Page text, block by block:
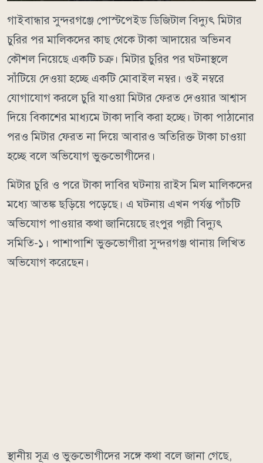
গাইবান্ধার সুন্দরগঞ্জে পোস্টপেইড ডিজিটাল বিদ্যুৎ মিটার
চুরির পর মালিকদের কাছ থেকে টাকা আদায়ের অভিনব
কৌশল নিয়েছে একটি চক্র। মিটার চুরির পর ঘটনাস্থলে
সাঁটিয়ে দেওয়া হচ্ছে একটি মোবাইল নম্বর। ওই নম্বরে
যোগাযোগ করলে চুরি যাওয়া মিটার ফেরত দেওয়ার আশ্বাস
দিয়ে বিকাশের মাধ্যমে টাকা দাবি করা হচ্ছে। টাকা পাঠানোর
পরও মিটার ফেরত না দিয়ে আবারও অতিরিক্ত টাকা চাওয়া
হচ্ছে বলে অভিযোগ ভুক্তভোগীদের।
মিটার চুরি ও পরে টাকা দাবির ঘটনায় রাইস মিল মালিকদের
মধ্যে আতঙ্ক ছড়িয়ে পড়েছে। এ ঘটনায় এখন পর্যন্ত পাঁচটি
অভিযোগ পাওয়ার কথা জানিয়েছে রংপুর পল্লী বিদ্যুৎ
সমিতি-১। পাশাপাশি ভুক্তভোগীরা সুন্দরগঞ্জ থানায় লিখিত
অভিযোগ করেছেন।
স্থানীয় সূত্র ও ভুক্তভোগীদের সঙ্গে কথা বলে জানা গেছে,